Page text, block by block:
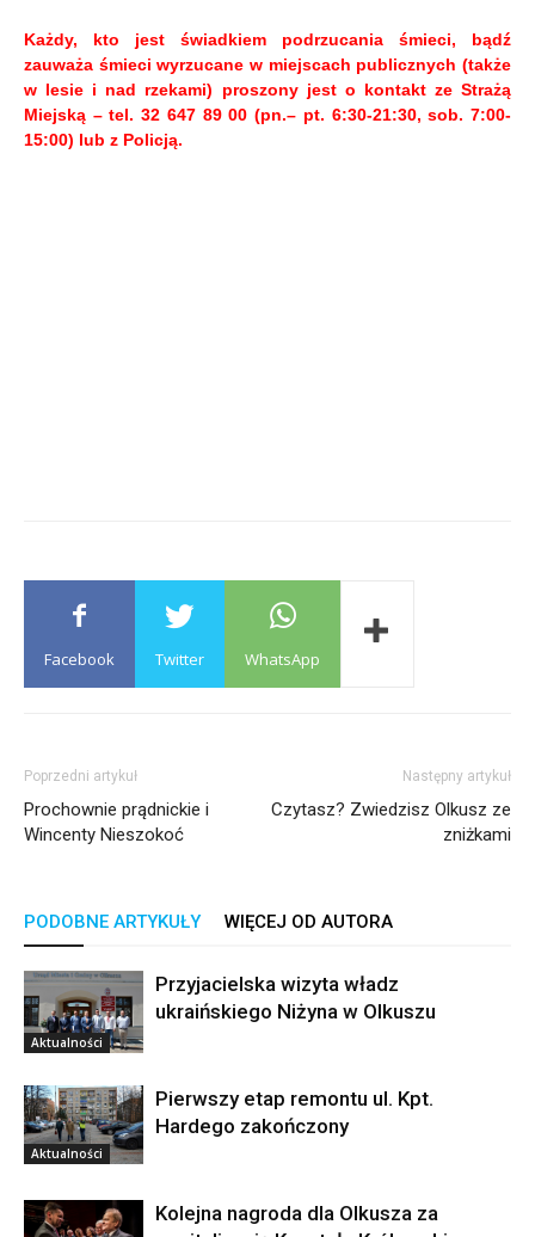
Każdy, kto jest świadkiem podrzucania śmieci, bądź
zauważa śmieci wyrzucane w miejscach publicznych (także
w lesie i nad rzekami) proszony jest o kontakt ze Strażą
Miejską – tel. 32 647 89 00 (pn.– pt. 6:30-21:30, sob. 7:00-
15:00) lub z Policją.
Facebook Twitter WhatsApp
Poprzedni artykuł
Prochownie prądnickie i
Wincenty Nieszokoć
Następny artykuł
Czytasz? Zwiedzisz Olkusz ze
zniżkami
PODOBNE ARTYKUŁY WIĘCEJ OD AUTORA
Aktualności
Przyjacielska wizyta władz
ukraińskiego Niżyna w Olkuszu
Aktualności
Pierwszy etap remontu ul. Kpt.
Hardego zakończony
Kolejna nagroda dla Olkusza za